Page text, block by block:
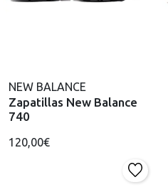
NEW BALANCE
Zapatillas New Balance
740
120,00€